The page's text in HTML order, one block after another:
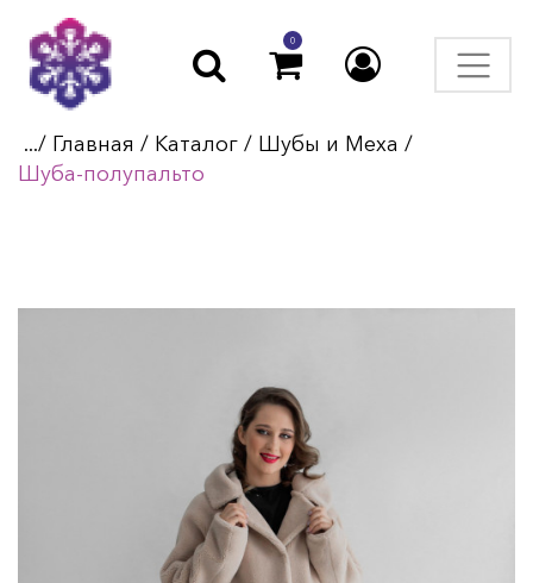
0
.../ Главная / Каталог / Шубы и Меха /
Шуба-полупальто